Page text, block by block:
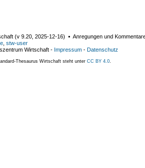
(v 9.20 2025-12-16) ▪ Anregungen und
stw-user
Wirtschaft - Impressum - Datenschutz
Thesaurus Wirtschaft steht unter CC BY 4.0